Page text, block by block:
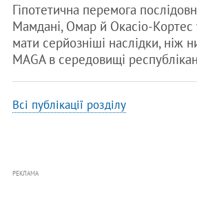
Гіпотетична перемога
Мамдані, Омар й Окасіо-Кортес
мати серйозніші наслідки, ніж
MAGA в середовищі
Всі публікації розділу
РЕКЛАМА